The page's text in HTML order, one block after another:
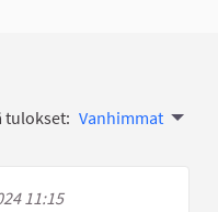
tulokset: Vanhimmat
11:15